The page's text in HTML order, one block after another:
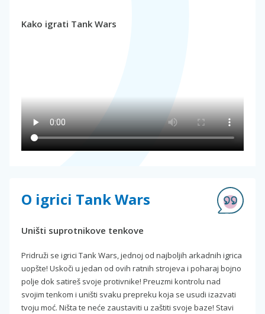
Kako igrati Tank Wars
O igrici Tank Wars
Uništi suprotnikove tenkove
Pridruži se igrici Tank Wars, jednoj od najboljih arkadnih igrica
uopšte! Uskoči u jedan od ovih ratnih strojeva i poharaj bojno
polje dok satireš svoje protivnike! Preuzmi kontrolu nad
svojim tenkom i uništi svaku prepreku koja se usudi izazvati
tvoju moć. Ništa te neće zaustaviti u zaštiti svoje baze! Stavi